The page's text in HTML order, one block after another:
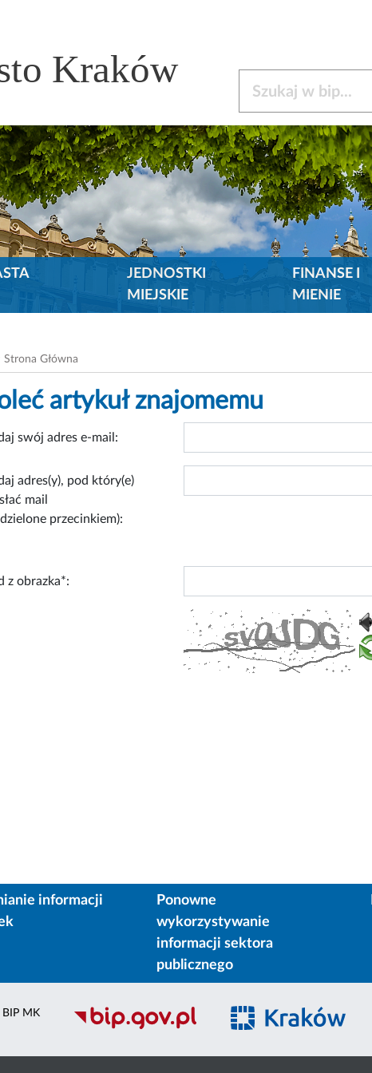
Kraków
JEDNOSTKI
MIEJSKIE
FINANSE I
MIENIE
Strona Główna
artykuł znajomemu
swój adres e-mail:
adres(y), pod który(e)
mail
przecinkiem):
z obrazka*:
informacji
Ponowne
wykorzystywanie
informacji sektora
publicznego
BIP MK